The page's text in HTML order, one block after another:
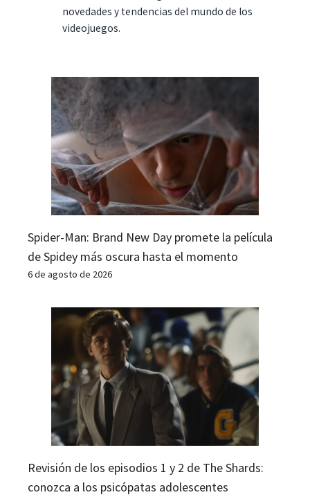
novedades y tendencias del mundo de los
videojuegos.
Spider-Man: Brand New Day promete la película
de Spidey más oscura hasta el momento
6 de agosto de 2026
Revisión de los episodios 1 y 2 de The Shards:
conozca a los psicópatas adolescentes